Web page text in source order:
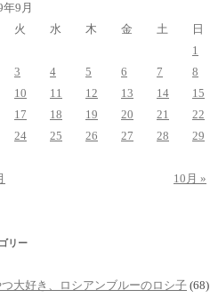
9月
火
水 木 金 土
日
1
3
4 5 6 7
8
10
11 12 13 14
15
17
18 19 20 21
22
24
25 26 27 28 29
10月 »
リー
大好き、ロシアンブルーのロシ子 (68)